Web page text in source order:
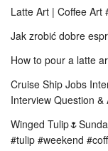
Latte Art | Coffee Art
Jak zrobić dobre
How to pour a latte
Cruise Ship Jobs
Interview Question &
Winged
#tulip #weekend